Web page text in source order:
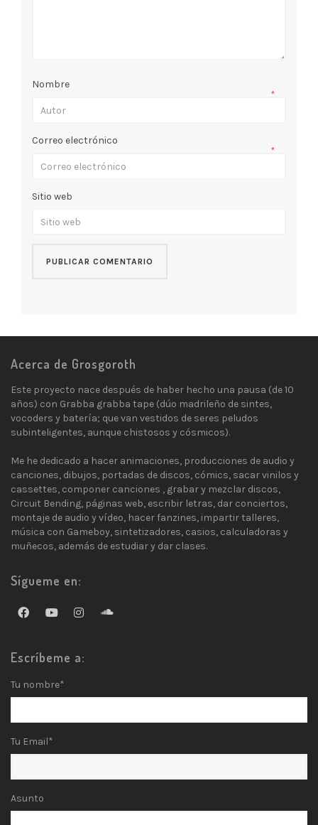
Nombre
*
Correo electrónico
*
Sitio web
Acerca de Grosgoroth
Este proyecto nace después de haber hecho una pausa (de 10
años) con Grabba grabba tape (dúo madrileño de sintes,
vocoders y batería; que van vestidos de seres peludos
subinteligentes, aunque chistosos y cósmicos).
Me he dedicado a hacer animaciones, producciones de audio y
canciones, dibujos, portadas de discos, cómics, sacar vinilos y
cassettes, componer canciones , grabar y mezclar discos,
Circuit Bending, páginas web, escribir letras, dar conciertos,
montaje de audio y vídeo, hacer fanzines, impartir talleres,
música con Gameboy, sintetizadores, casios, calculadoras y
muñecos, además de estudiar y dar clases.
Sígueme en:
Escríbeme a:
Tu nombre*
Tu Email*
Asunto